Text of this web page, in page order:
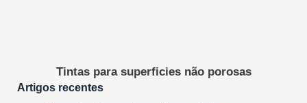
Tintas para superficies não porosas
Artigos recentes